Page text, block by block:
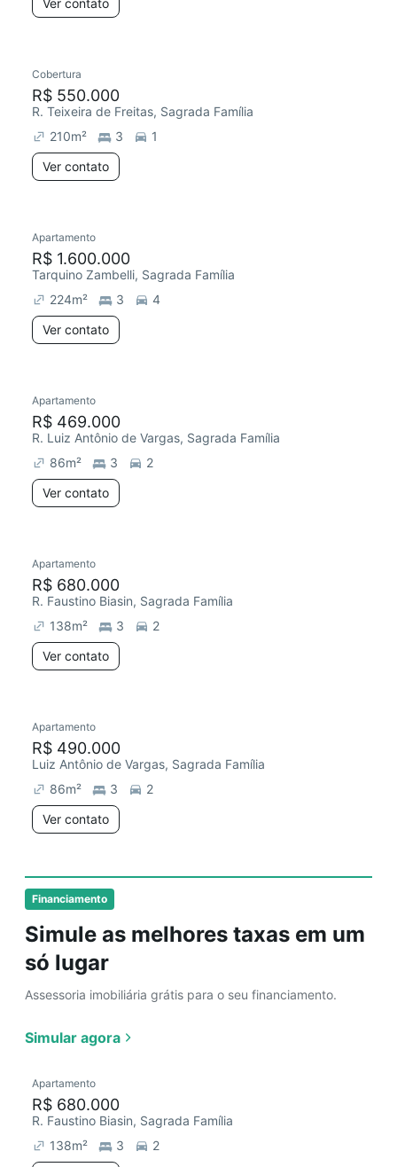
Financiamento
Simule as melhores taxas em um
só lugar
Assessoria imobiliária grátis para o seu financiamento.
Simular agora
Ver contato
Cobertura
R$ 550.000
R. Teixeira de Freitas, Sagrada Família
210m² 3
1
Ver contato
Apartamento
R$ 1.600.000
Tarquino Zambelli, Sagrada Família
224m² 3
4
Ver contato
Apartamento
R$ 469.000
R. Luiz Antônio de Vargas, Sagrada Família
86m² 3
2
Ver contato
Apartamento
R$ 680.000
R. Faustino Biasin, Sagrada Família
138m² 3
2
Ver contato
Apartamento
R$ 490.000
Luiz Antônio de Vargas, Sagrada Família
86m² 3
2
Ver contato
Apartamento
R$ 680.000
R. Faustino Biasin, Sagrada Família
138m² 3
2